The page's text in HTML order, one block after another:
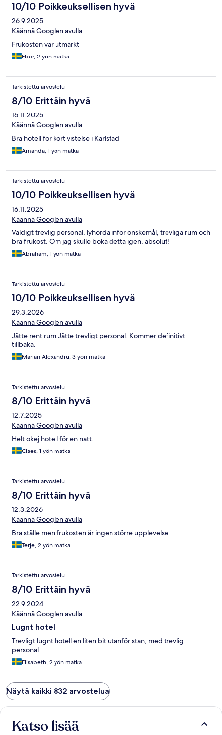
10/10 Poikkeuksellisen hyvä
26.9.2025
Käännä Googlen avulla
Frukosten var utmärkt
Eber, 2 yön matka
Tarkistettu arvostelu
8/10 Erittäin hyvä
16.11.2025
Käännä Googlen avulla
Bra hotell för kort vistelse i Karlstad
Amanda, 1 yön matka
Tarkistettu arvostelu
10/10 Poikkeuksellisen hyvä
16.11.2025
Käännä Googlen avulla
Väldigt trevlig personal, lyhörda inför önskemål, trevliga rum och
bra frukost. Om jag skulle boka detta igen, absolut!
Abraham, 1 yön matka
Tarkistettu arvostelu
10/10 Poikkeuksellisen hyvä
29.3.2026
Käännä Googlen avulla
Jätte rent rum.Jätte trevligt personal. Kommer definitivt
tillbaka.
Marian Alexandru, 3 yön matka
Tarkistettu arvostelu
8/10 Erittäin hyvä
12.7.2025
Käännä Googlen avulla
Helt okej hotell för en natt.
Claes, 1 yön matka
Tarkistettu arvostelu
8/10 Erittäin hyvä
12.3.2026
Käännä Googlen avulla
Bra ställe men frukosten är ingen större upplevelse.
Terje, 2 yön matka
Tarkistettu arvostelu
8/10 Erittäin hyvä
22.9.2024
Käännä Googlen avulla
Lugnt hotell
Trevligt lugnt hotell en liten bit utanför stan, med trevlig
personal
Elisabeth, 2 yön matka
Näytä kaikki 832 arvostelua
Katso lisää